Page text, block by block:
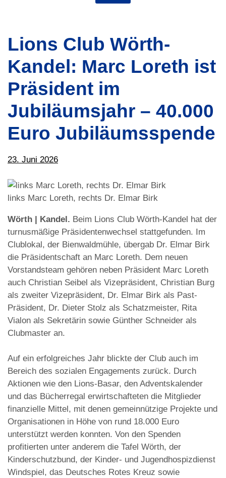
Lions Club Wörth-
Kandel: Marc Loreth ist
Präsident im
Jubiläumsjahr – 40.000
Euro Jubiläumsspende
23. Juni 2026
links Marc Loreth, rechts Dr. Elmar Birk
Wörth | Kandel. Beim Lions Club Wörth-Kandel hat der
turnusmäßige Präsidentenwechsel stattgefunden. Im
Clublokal, der Bienwaldmühle, übergab Dr. Elmar Birk
die Präsidentschaft an Marc Loreth. Dem neuen
Vorstandsteam gehören neben Präsident Marc Loreth
auch Christian Seibel als Vizepräsident, Christian Burg
als zweiter Vizepräsident, Dr. Elmar Birk als Past-
Präsident, Dr. Dieter Stolz als Schatzmeister, Rita
Vialon als Sekretärin sowie Günther Schneider als
Clubmaster an.
Auf ein erfolgreiches Jahr blickte der Club auch im
Bereich des sozialen Engagements zurück. Durch
Aktionen wie den Lions-Basar, den Adventskalender
und das Bücherregal erwirtschafteten die Mitglieder
finanzielle Mittel, mit denen gemeinnützige Projekte und
Organisationen in Höhe von rund 18.000 Euro
unterstützt werden konnten. Von den Spenden
profitierten unter anderem die Tafel Wörth, der
Kinderschutzbund, der Kinder- und Jugendhospizdienst
Windspiel, das Deutsches Rotes Kreuz sowie